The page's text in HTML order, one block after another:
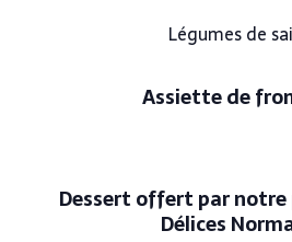
Légumes de
Assiette de
Dessert offert par
Délices